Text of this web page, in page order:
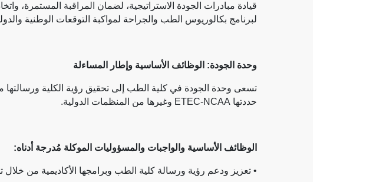
قيادة مبادرات الجودة الاستراتيجية، لضمان المراقبة المستمرة،
لبرنامج بكالوريوس الطب والجراحة لمواكبة التوقعات الوطنية
وحدة الجودة: الوظائف الأساسية وإطار المساءلة
تسعى وحدة الجودة في كلية الطب إلى تحقيق رؤية الكلية ورسالتها
حددتها ETEC-NCAA وغيرها من المنظمات الدولية.
الوظائف الأساسية والواجبات والمسؤوليات الموكلة مُدرجة أدناه:
• تعزيز ودعم رؤية ورسالة كلية الطب وبرامجها الأكاديمية من خلال